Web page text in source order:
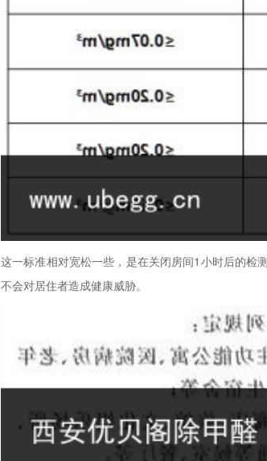
这一标准相对宽松一些，是在关闭房间1小时后的检
不会对居住者造成健康威胁。